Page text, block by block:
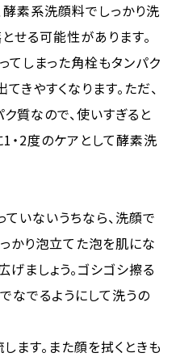
素系洗顔料でしっかり洗
せる可能性があります。
てしまった角栓もタンパク
きやすくなります。ただ、
質なので、使いすぎると
・2度のケアとして酵素洗
いないうちなら、洗顔で
かり泡立てた泡を肌にな
げましょう。ゴシゴシ擦る
なでるようにして洗うの
ます。また顔を拭くときも